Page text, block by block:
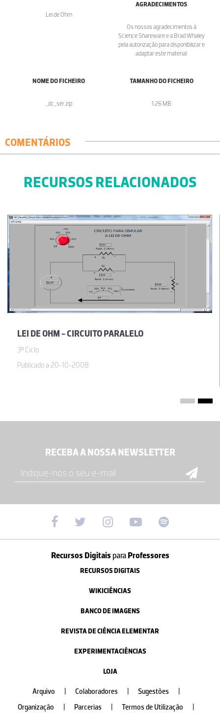
Lei de Ohm
AGRADECIMENTOS
Os nossos agradecimentos à
Science Shareware e a Brad Whaley
pela autorização para disponibilizar e
adaptar este material.
NOME DO FICHEIRO
_dc_ser.zip
TAMANHO DO FICHEIRO
1.26 MB
COMENTÁRIOS
RECURSOS RELACIONADOS
LEI DE OHM - CIRCUITO PARALELO
3º Ciclo
Publicado a 20-10-2008
RECEBA A NOSSA NEWSLETTER
Recursos Digitais paraProfessores
RECURSOS DIGITAIS
WIKICIÊNCIAS
BANCO DE IMAGENS
REVISTA DE CIÊNCIA ELEMENTAR
EXPERIMENTACIÊNCIAS
LOJA
Arquivo Colaboradores Sugestões
Organização
Parcerias Termos de Utilização